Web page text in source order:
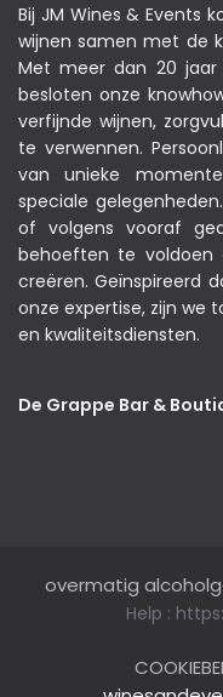
Bij JM Wines & Events
wijnen samen met de
Met meer dan 20
besloten onze
verfijnde wijnen,
te verwennen.
van unieke
speciale
of volgens vooraf
behoeften te voldoen
creëren. Geïnspireerd
onze expertise, zijn we
en kwaliteitsdiensten.
De Grappe Bar &
overmatig
Help :